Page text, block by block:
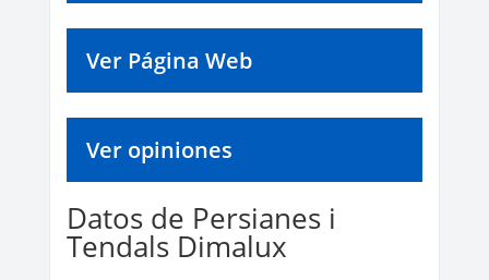
Ver Página Web
Ver opiniones
Datos de Persianes i
Tendals Dimalux